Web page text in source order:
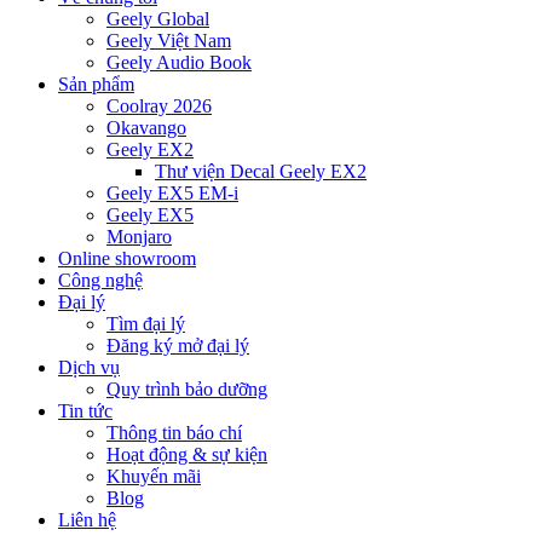
Geely Global
Geely Việt Nam
Geely Audio Book
Sản phẩm
Coolray 2026
Okavango
Geely EX2
Thư viện Decal Geely EX2
Geely EX5 EM-i
Geely EX5
Monjaro
Online showroom
Công nghệ
Đại lý
Tìm đại lý
Đăng ký mở đại lý
Dịch vụ
Quy trình bảo dưỡng
Tin tức
Thông tin báo chí
Hoạt động & sự kiện
Khuyến mãi
Blog
Liên hệ